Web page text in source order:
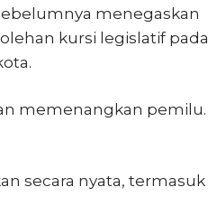
menegaskan
kursi legislatif pada
memenangkan pemilu.
secara nyata, termasuk